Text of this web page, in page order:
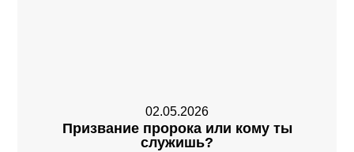
02.05.2026
Призвание пророка или кому ты
служишь?